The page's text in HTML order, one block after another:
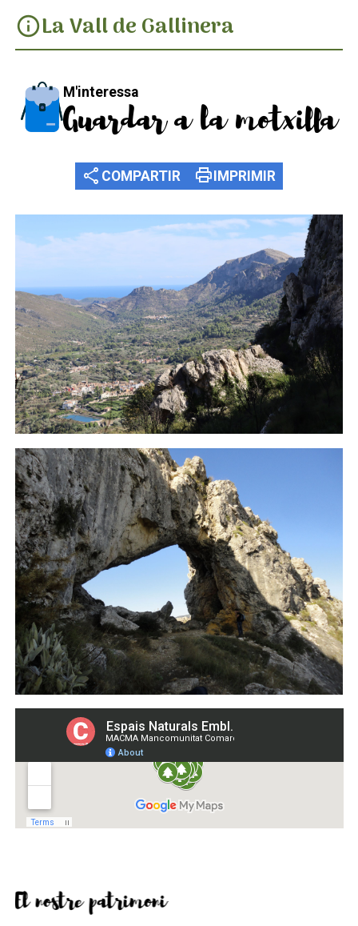
infoLa Vall de Gallinera
M'interessa
Guardar a la motxilla
share COMPARTIR printIMPRIMIR
El nostre patrimoni